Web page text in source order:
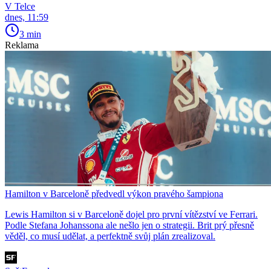
V Telce
dnes, 11:59
3 min
Reklama
Hamilton v Barceloně předvedl výkon pravého šampiona
Lewis Hamilton si v Barceloně dojel pro první vítězství ve Ferrari.
Podle Stefana Johanssona ale nešlo jen o strategii. Brit prý přesně
věděl, co musí udělat, a perfektně svůj plán zrealizoval.